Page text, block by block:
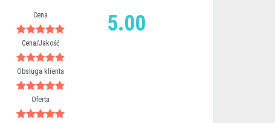
Cena
Cena/Jakość
Obsługa klienta
Oferta
5.00